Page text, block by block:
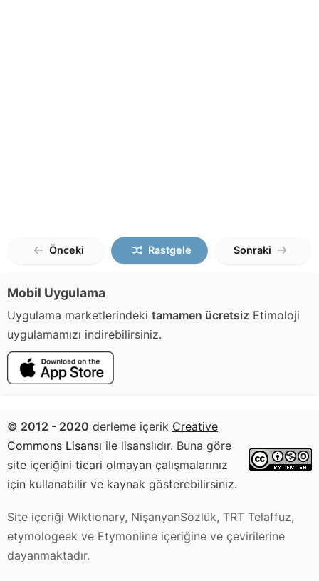
Önceki Rastgele Sonraki
Mobil Uygulama
Uygulama marketlerindeki tamamen ücretsiz Etimoloji
uygulamamızı indirebilirsiniz.
© 2012 - 2020 derleme içerik Creative
Commons Lisansı ile lisanslıdır. Buna göre
site içeriğini ticari olmayan çalışmalarınız
için kullanabilir ve kaynak gösterebilirsiniz.
Site içeriği Wiktionary, NişanyanSözlük, TRT Telaffuz,
etymologeek ve Etymonline içeriğine ve çevirilerine
dayanmaktadır.